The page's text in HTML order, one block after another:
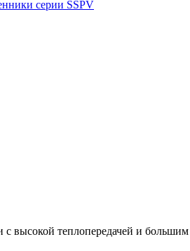
серии SSPV
теплопередачей и